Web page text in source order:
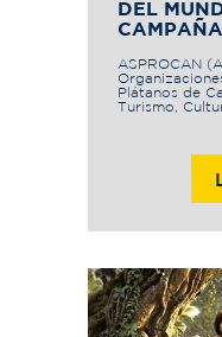
DEL
ASPROCAN
Plátanos de
Turismo,